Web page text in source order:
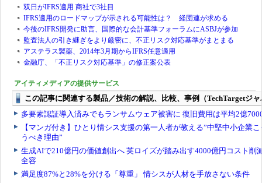
双日がIFRS適用 商社で3社目
IFRS適用のロードマップが示される可能性は？ 経団連が求める
今後のIFRS開発に助言、国際的な会計基準フォーラムにASBJが参加
監査法人の引き継ぎをより厳密に、不正リスク対応基準がまとまる
アステラス製薬、2014年3月期からIFRS任意適用
金融庁、「不正リスク対応基準」の修正案公表
アイティメディアの提供サービス